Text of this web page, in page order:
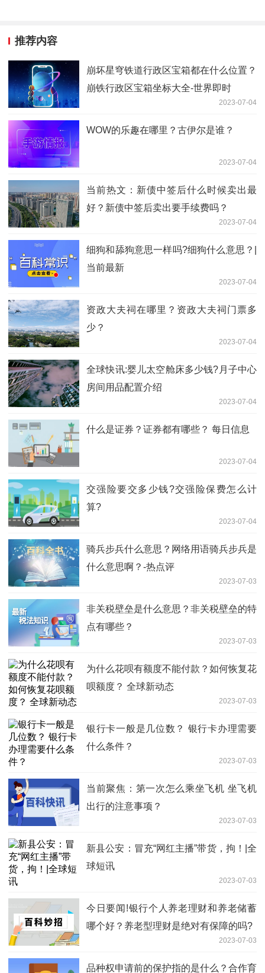
推荐内容
崩坏星穹铁道行政区宝箱都在什么位置？
崩铁行政区宝箱坐标大全-世界即时
2023-07-04
WOW的乐趣在哪里？古伊尔是谁？
2023-07-04
当前热文：新债中签后什么时候卖出最
好？新债中签后卖出要手续费吗？
2023-07-04
细狗和舔狗意思一样吗?细狗什么意思？|
当前最新
2023-07-04
资政大夫祠在哪里？资政大夫祠门票多
少？
2023-07-04
全球快讯:婴儿太空舱床多少钱?月子中心
房间用品配置介绍
2023-07-04
​什么是证券？证券都有哪些？ 每日信息
2023-07-04
交强险要交多少钱?交强险保费怎么计
算?
2023-07-04
骑兵步兵什么意思？网络用语骑兵步兵是
什么意思啊？-热点评
2023-07-03
非关税壁垒是什么意思？非关税壁垒的特
点有哪些？
2023-07-03
为什么花呗有额度不能付款？如何恢复花
呗额度？ 全球新动态
2023-07-03
银行卡一般是几位数？ 银行卡办理需要
什么条件？
2023-07-03
当前聚焦：第一次怎么乘坐飞机 坐飞机
出行的注意事项？
2023-07-03
​新县公安：冒充“网红主播”带货，拘！|全
球短讯
2023-07-03
今日要闻!银行个人养老理财和养老储蓄
哪个好？养老型理财是绝对有保障的吗?
2023-07-03
品种权申请前的保护指的是什么？合作育